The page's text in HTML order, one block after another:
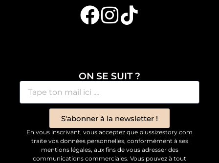
ON SE SUIT ?
S'abonner à la newsletter !
En vous inscrivant, vous acceptez que plussizestory.com
traite vos données personnelles, conformément à ses
mentions légales, aux fins de vous adresser des
communications commerciales. Vous pouvez à tout